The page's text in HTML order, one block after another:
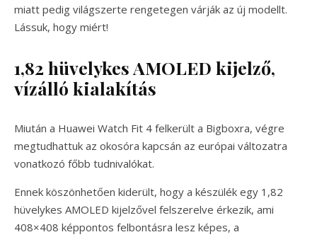
miatt pedig világszerte rengetegen várják az új modellt.
Lássuk, hogy miért!
1,82 hüvelykes AMOLED kijelző,
vízálló kialakítás
Miután a Huawei Watch Fit 4 felkerült a Bigboxra, végre
megtudhattuk az okosóra kapcsán az európai változatra
vonatkozó főbb tudnivalókat.
Ennek köszönhetően kiderült, hogy a készülék egy 1,82
hüvelykes AMOLED kijelzővel felszerelve érkezik, ami
408×408 képpontos felbontásra lesz képes, a